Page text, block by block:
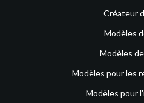
Créateur
Modèles
Modèles
Modèles pour les
Modèles pour